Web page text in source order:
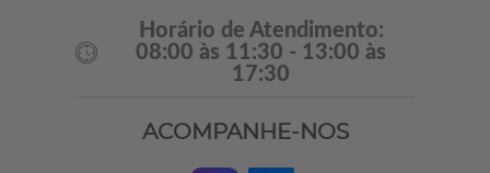
Horário de Atendimento:
08:00 às 11:30 - 13:00 às
17:30
ACOMPANHE-NOS